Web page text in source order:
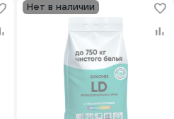
Нет в наличии